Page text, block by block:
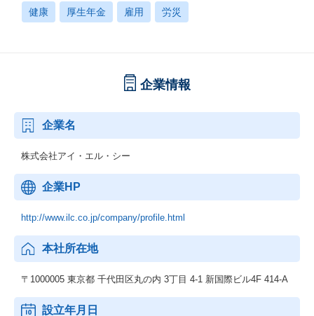
健康 厚生年金 雇用 労災
企業情報
企業名
株式会社アイ・エル・シー
企業HP
http://www.ilc.co.jp/company/profile.html
本社所在地
〒1000005 東京都 千代田区丸の内 3丁目 4-1 新国際ビル4F 414-A
設立年月日